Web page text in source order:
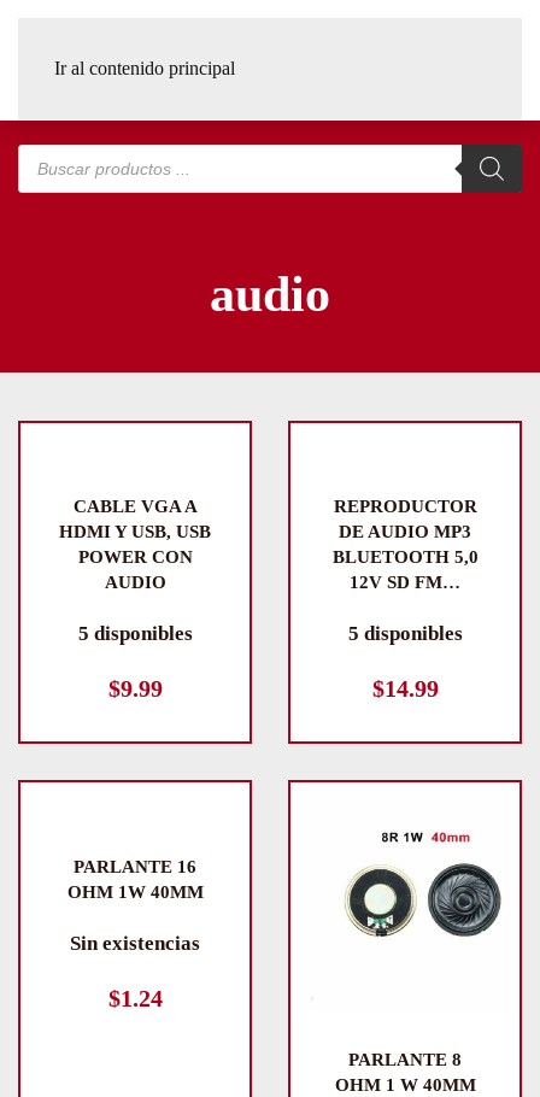
Ir al contenido principal
Búsqueda
productos
audio
CABLE VGA A
HDMI Y USB, USB
POWER CON
AUDIO
5 disponibles
$9.99
REPRODUCTOR
DE AUDIO MP3
BLUETOOTH 5,0
12V SD FM…
5 disponibles
$14.99
PARLANTE 16
OHM 1W 40MM
Sin existencias
$1.24
PARLANTE 8
OHM 1 W 40MM